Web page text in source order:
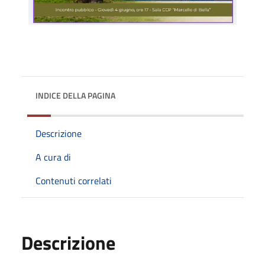
INDICE DELLA PAGINA
Descrizione
A cura di
Contenuti correlati
Descrizione